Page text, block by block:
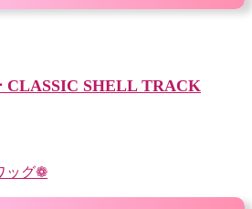
SHELL TRACK
ッグ❁